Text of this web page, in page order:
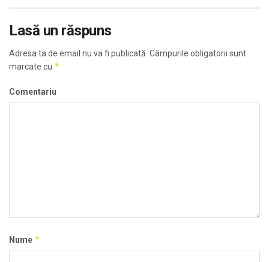
Lasă un răspuns
Adresa ta de email nu va fi publicată. Câmpurile obligatorii sunt
marcate cu *
Comentariu
Nume *